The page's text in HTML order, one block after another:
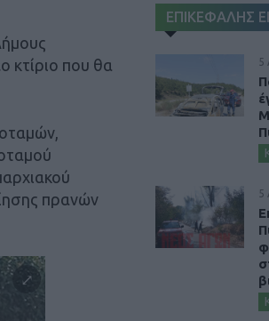
κτίριο που θα
πρανών
ΕΠΙΚΕΦΑΛΗΣ
5
5